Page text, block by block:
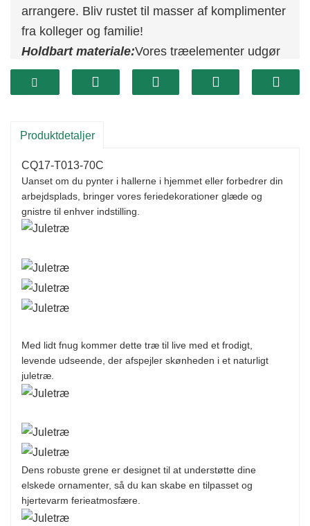
arrangere. Bliv rustet til masser af komplimenter
fra kolleger og familie!
Holdbart materiale:Vores træelementer udgør
en robust base for indført balance på enhver
overflade, mens dens lette format gør den
Julebord dekoration:
julefester, fester, bryllupper og som indretning til
din spisestue, bolig eller kontor.
Produktdetaljer
CQ17-T013-70C
Uanset om du pynter i hallerne i hjemmet eller forbedrer din
arbejdsplads, bringer vores feriedekorationer glæde og
gnistre til enhver indstilling.
Med lidt fnug kommer dette træ til live med et frodigt,
levende udseende, der afspejler skønheden i et naturligt
juletræ.
Dens robuste grene er designet til at understøtte dine
elskede ornamenter, så du kan skabe en tilpasset og
hjertevarm ferieatmosfære.